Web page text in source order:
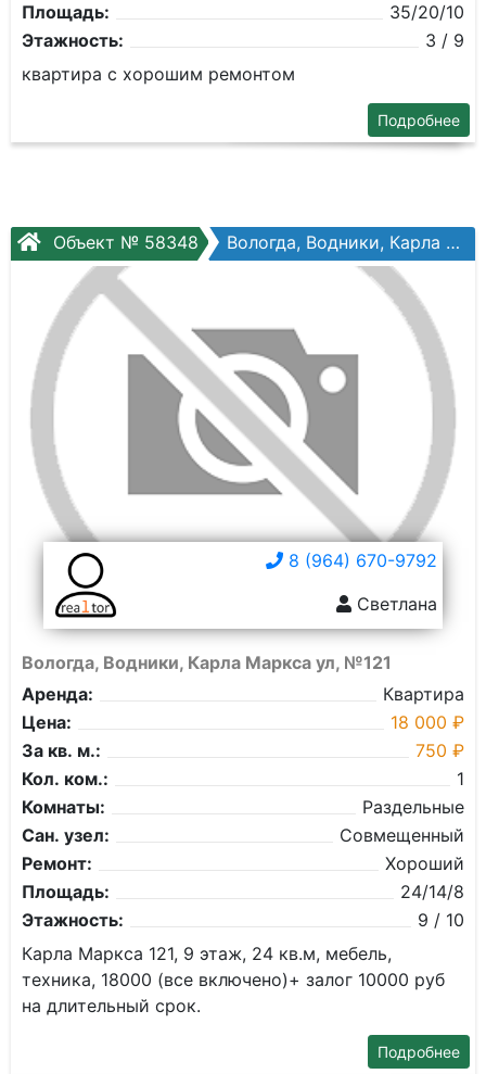
Площадь:
35/20/10
Этажность:
3 / 9
квартира с хорошим ремонтом
Подробнее
Объект № 58348 Вологда, Водники, Карла Маркса ул, №121
8 (964) 670-9792
Светлана
Вологда, Водники, Карла Маркса ул, №121
Аренда:
Квартира
Цена:
18 000 ₽
За кв. м.:
750 ₽
Кол. ком.:
1
Комнаты:
Раздельные
Сан. узел:
Совмещенный
Ремонт:
Хороший
Площадь:
24/14/8
Этажность:
9 / 10
Карла Маркса 121, 9 этаж, 24 кв.м, мебель,
техника, 18000 (все включено)+ залог 10000 руб
на длительный срок.
Подробнее